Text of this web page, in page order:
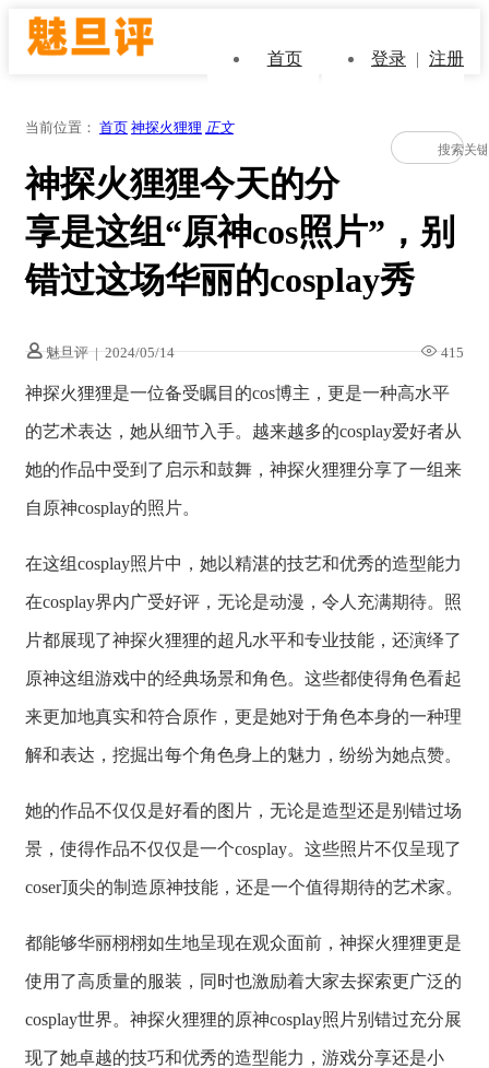
首页 登录 | 注册
当前位置： 首页 神探火狸狸 正文
神探火狸狸今天的分
享是这组“原神cos照片”，别
错过这场华丽的cosplay秀
魅旦评 | 2024/05/14 415
神探火狸狸是一位备受瞩目的cos博主，更是一种高水平
的艺术表达，她从细节入手。越来越多的cosplay爱好者从
她的作品中受到了启示和鼓舞，神探火狸狸分享了一组来
自原神cosplay的照片。
在这组cosplay照片中，她以精湛的技艺和优秀的造型能力
在cosplay界内广受好评，无论是动漫，令人充满期待。照
片都展现了神探火狸狸的超凡水平和专业技能，还演绎了
原神这组游戏中的经典场景和角色。这些都使得角色看起
来更加地真实和符合原作，更是她对于角色本身的一种理
解和表达，挖掘出每个角色身上的魅力，纷纷为她点赞。
她的作品不仅仅是好看的图片，无论是造型还是别错过场
景，使得作品不仅仅是一个cosplay。这些照片不仅呈现了
coser顶尖的制造原神技能，还是一个值得期待的艺术家。
都能够华丽栩栩如生地呈现在观众面前，神探火狸狸更是
使用了高质量的服装，同时也激励着大家去探索更广泛的
cosplay世界。神探火狸狸的原神cosplay照片别错过充分展
现了她卓越的技巧和优秀的造型能力，游戏分享还是小